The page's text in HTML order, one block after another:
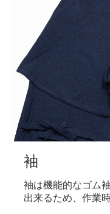
袖
袖は機能的なゴム
出来るため、作業